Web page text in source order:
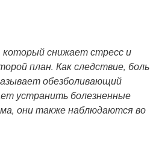
который снижает стресс и
план. Как следствие, боль
обезболивающий
устранить болезненные
они также наблюдаются во